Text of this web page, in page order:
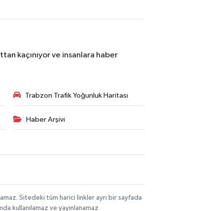
kaçınıyor ve insanlara haber
Trabzon Trafik Yoğunluk Haritası
Haber Arşivi
Sitedeki tüm harici linkler ayrı bir sayfada
kullanılamaz ve yayınlanamaz